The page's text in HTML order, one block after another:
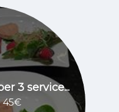
3 service...
45€